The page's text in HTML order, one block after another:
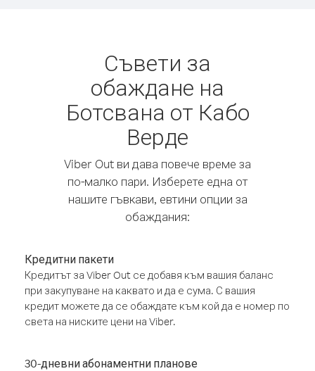
Съвети за
обаждане на
Ботсвана от Кабо
Верде
Viber Out ви дава повече време за
по-малко пари. Изберете една от
нашите гъвкави, евтини опции за
обаждания:
Кредитни пакети
Кредитът за Viber Out се добавя към вашия баланс
при закупуване на каквато и да е сума. С вашия
кредит можете да се обаждате към кой да е номер по
света на ниските цени на Viber.
30-дневни абонаментни планове